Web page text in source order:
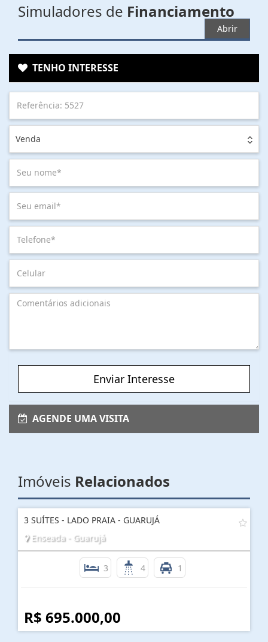
Simuladores de Financiamento
Abrir
TENHO INTERESSE
Venda
Enviar Interesse
AGENDE UMA VISITA
Imóveis Relacionados
3 SUÍTES - LADO PRAIA - GUARUJÁ
Enseada - Guarujá
3 4 1
R$ 695.000,00